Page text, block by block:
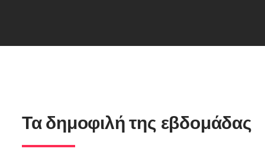
Τα δημοφιλή της εβδομάδας